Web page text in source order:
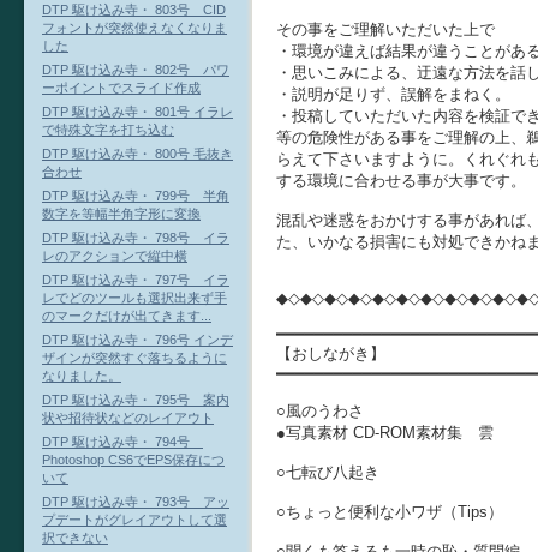
その事をご理解いただいた上で
・環境が違えば結果が違うことがあ
・思いこみによる、迂遠な方法を話
・説明が足りず、誤解をまねく。
・投稿していただいた内容を検証で
等の危険性がある事をご理解の上、
らえて下さいますように。くれぐれ
する環境に合わせる事が大事です。
混乱や迷惑をおかけする事があれば
た、いかなる損害にも対処できかね
【おしながき】
○風のうわさ
●写真素材 CD-ROM素材集 雲
○七転び八起き
○ちょっと便利な小ワザ（Tips）
DTP 駆け込み寺・ 803号 CID
フォントが突然使えなくなりま
した
DTP 駆け込み寺・ 802号 パワ
ーポイントでスライド作成
DTP 駆け込み寺・ 801号 イラレ
で特殊文字を打ち込む
DTP 駆け込み寺・ 800号 毛抜き
合わせ
DTP 駆け込み寺・ 799号 半角
数字を等幅半角字形に変換
DTP 駆け込み寺・ 798号 イラ
レのアクションで縦中横
DTP 駆け込み寺・ 797号 イラ
レでどのツールも選択出来ず手
のマークだけが出てきます...
DTP 駆け込み寺・ 796号 インデ
ザインが突然すぐ落ちるように
なりました。
DTP 駆け込み寺・ 795号 案内
状や招待状などのレイアウト
DTP 駆け込み寺・ 794号
Photoshop CS6でEPS保存につ
いて
DTP 駆け込み寺・ 793号 アッ
プデートがグレイアウトして選
択できない